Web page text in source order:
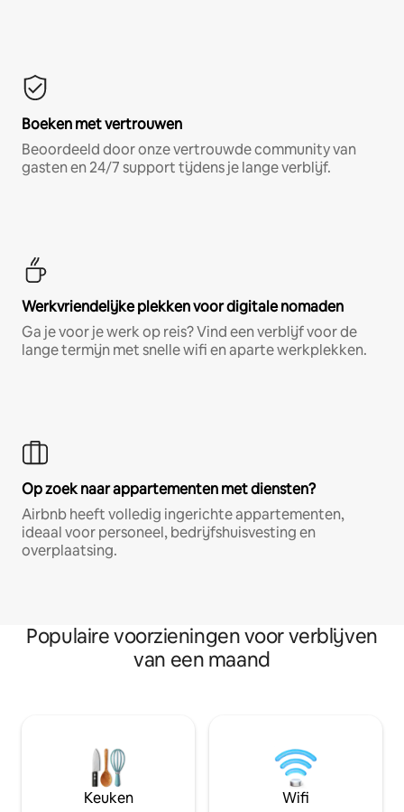
Boeken met vertrouwen
Beoordeeld door onze vertrouwde community van
gasten en 24/7 support tijdens je lange verblijf.
Werkvriendelijke plekken voor digitale nomaden
Ga je voor je werk op reis? Vind een verblijf voor de
lange termijn met snelle wifi en aparte werkplekken.
Op zoek naar appartementen met diensten?
Airbnb heeft volledig ingerichte appartementen,
ideaal voor personeel, bedrijfshuisvesting en
overplaatsing.
Populaire voorzieningen voor verblijven
van een maand
Keuken Wifi